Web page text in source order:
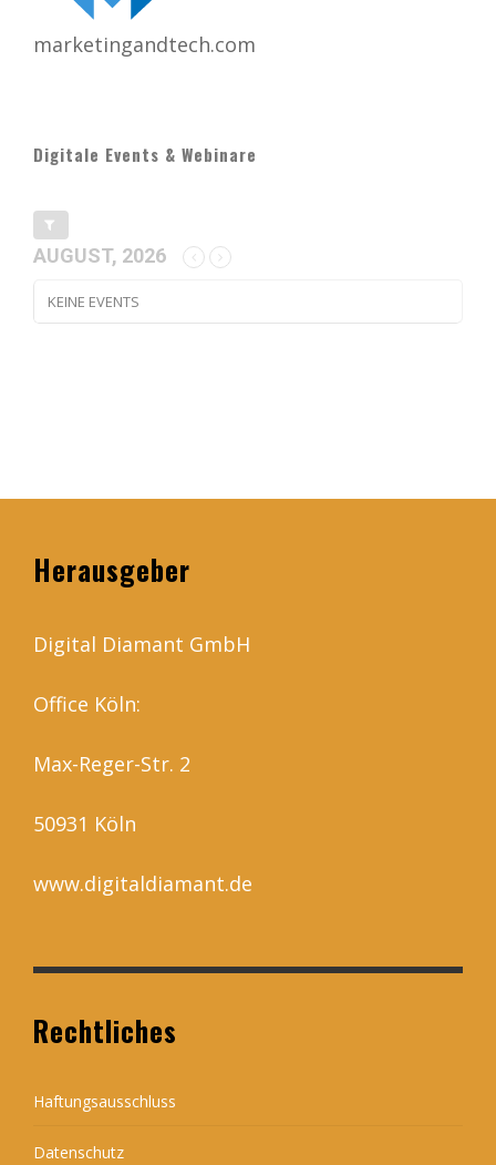
marketingandtech.com
Digitale Events & Webinare
AUGUST, 2026
KEINE EVENTS
Herausgeber
Digital Diamant GmbH
Office Köln:
Max-Reger-Str. 2
50931 Köln
www.digitaldiamant.de
Rechtliches
Haftungsausschluss
Datenschutz